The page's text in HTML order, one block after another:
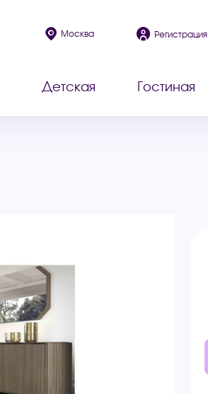
Москва Регистрация
Детская Гостиная